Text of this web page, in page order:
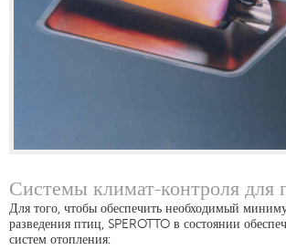
Системы климат-контроля для
Для того, чтобы обеспечить необходимый
разведения птиц, SPEROTTO в состоянии
систем отопления: